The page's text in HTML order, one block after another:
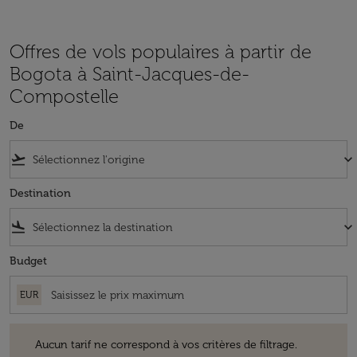
Offres de vols populaires à partir de
Bogota à Saint-Jacques-de-
Compostelle
De
flight_takeoff keyboard_arrow_down
Destination
flight_land keyboard_arrow_down
Budget
EUR
Aucun tarif ne correspond à vos critères de filtrage.